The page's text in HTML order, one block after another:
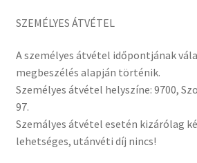
SZEMÉLYES ÁTVÉTEL
A személyes átvétel időpontjának
megbeszélés alapján történik.
Személyes átvétel helyszíne: 9700,
97.
Szemályes átvétel esetén kizárólag
lehetséges, utánvéti díj nincs!